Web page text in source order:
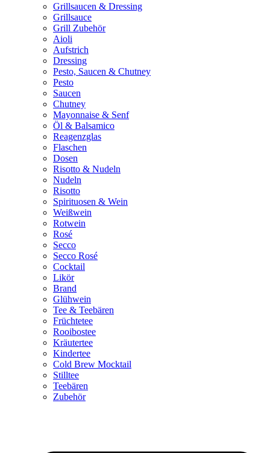
Grillsaucen & Dressing
Grillsauce
Grill Zubehör
Aioli
Aufstrich
Dressing
Pesto, Saucen & Chutney
Pesto
Saucen
Chutney
Mayonnaise & Senf
Öl & Balsamico
Reagenzglas
Flaschen
Dosen
Risotto & Nudeln
Nudeln
Risotto
Spirituosen & Wein
Weißwein
Rotwein
Rosé
Secco
Secco Rosé
Cocktail
Likör
Brand
Glühwein
Tee & Teebären
Früchtetee
Rooibostee
Kräutertee
Kindertee
Cold Brew Mocktail
Stilltee
Teebären
Zubehör